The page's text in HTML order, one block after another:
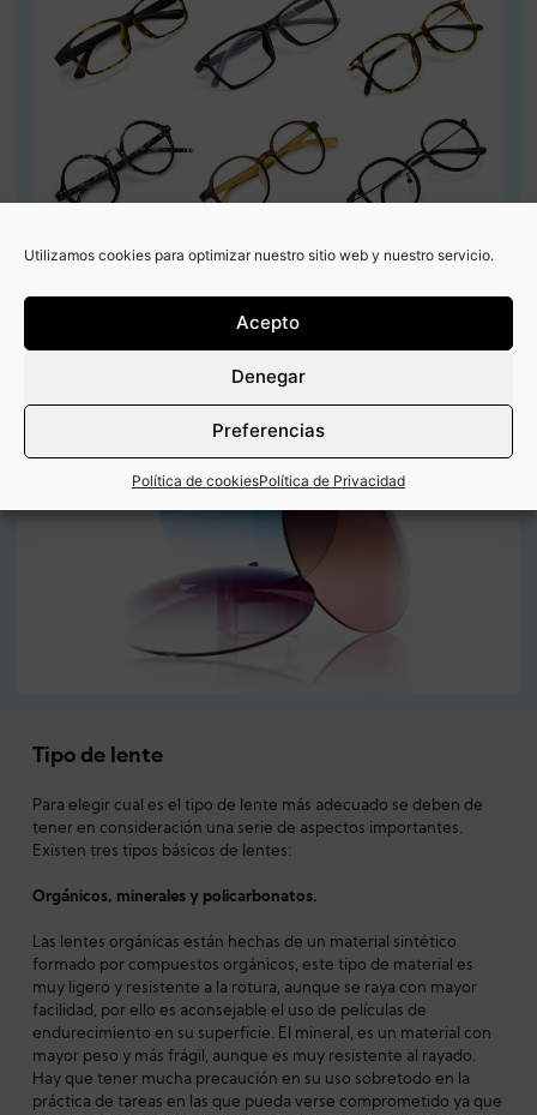
Utilizamos cookies para optimizar nuestro sitio web y nuestro servicio.
Acepto
Denegar
Preferencias
Política de cookiesPolítica de Privacidad
Tipo de lente
Para elegir cual es el tipo de lente más adecuado se deben de
tener en consideración una serie de aspectos importantes.
Existen tres tipos básicos de lentes:
Orgánicos, minerales y policarbonatos.
Las lentes orgánicas están hechas de un material sintético
formado por compuestos orgánicos, este tipo de material es
muy ligero y resistente a la rotura, aunque se raya con mayor
facilidad, por ello es aconsejable el uso de películas de
endurecimiento en su superficie. El mineral, es un material con
mayor peso y más frágil, aunque es muy resistente al rayado.
Hay que tener mucha precaución en su uso sobretodo en la
práctica de tareas en las que pueda verse comprometido ya que